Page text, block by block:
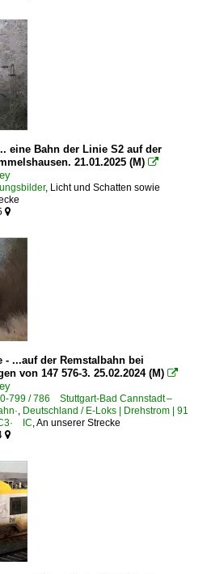
eine Bahn der Linie S2 auf der
21.01.2025 (M) 
, Licht und Schatten sowie

- ...auf der Remstalbahn bei
von 147 576-3. 25.02.2024 (M) 
799 / 786 Stuttgart-Bad Cannstadt –
, Deutschland / E-Loks | Drehstrom | 91
IC,An unserer Strecke
